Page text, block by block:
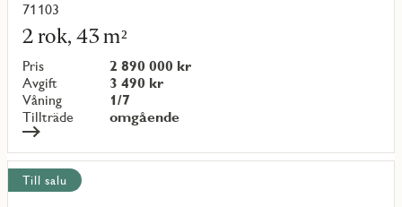
71103
2 rok, 43 m²
Pris
2 890 000 kr
Avgift
3 490 kr
Våning
1/7
Tillträde
omgående
Läs
mer
om
objekt
{objectNumber}
Till salu